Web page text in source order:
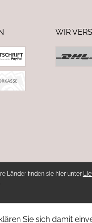
WIR
Länder finden sie hier unter
Sie sich damit